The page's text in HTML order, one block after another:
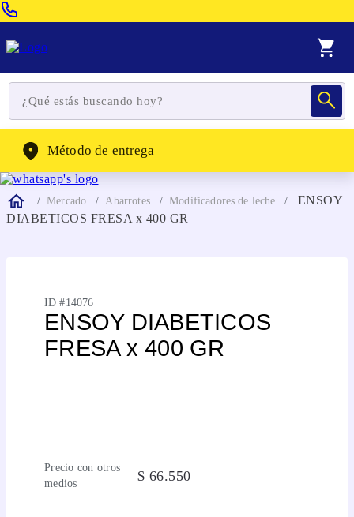
WhatsApp: (302) 262-4104
Método de entrega
Mercado Abarrotes Modificadores de leche
ENSOY
DIABETICOS FRESA x 400 GR
ID #14076
ENSOY DIABETICOS
FRESA x 400 GR
Precio con otros
medios
$ 66.550